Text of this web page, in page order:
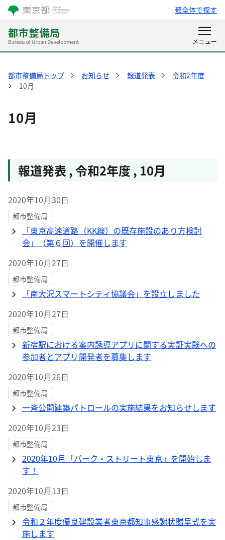
都全体で探す
都市整備局トップ お知らせ 報道発表
令和2年度
10月
10月
報道発表 ,令和2年度 , 10月
2020年10月30日
都市整備局
「東京高速道路（KK線）の既存施設のあり方検討
会」（第６回）を開催します
2020年10月27日
都市整備局
「南大沢スマートシティ協議会」を設立しました
2020年10月27日
都市整備局
新宿駅における案内誘導アプリに関する実証実験への
参加者とアプリ開発者を募集します
2020年10月26日
都市整備局
一斉公開建築パトロールの実施結果をお知らせします
2020年10月23日
都市整備局
2020年10月「パーク・ストリート東京」を開始しま
す！
2020年10月13日
都市整備局
令和２年度優良建設業者東京都知事感謝状贈呈式を実
施します